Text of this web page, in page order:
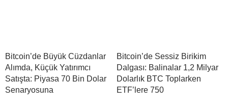
Bitcoin’de Büyük Cüzdanlar
Alımda, Küçük Yatırımcı
Satışta: Piyasa 70 Bin Dolar
Senaryosuna
Bitcoin’de Sessiz Birikim
Dalgası: Balinalar 1,2 Milyar
Dolarlık BTC Toplarken
ETF’lere 750